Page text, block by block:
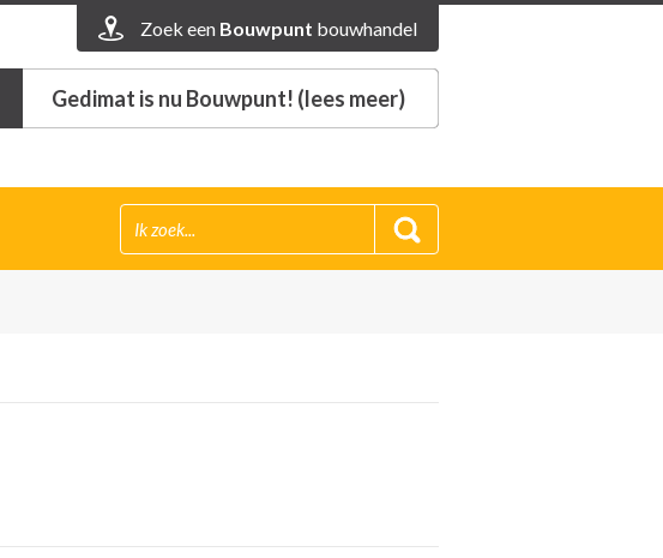
Zoek een Bouwpunt bouwhandel
Gedimat is nu Bouwpunt! (lees meer)